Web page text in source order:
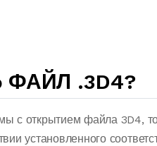
.3D4?
с открытием файла 3D4,
установленного